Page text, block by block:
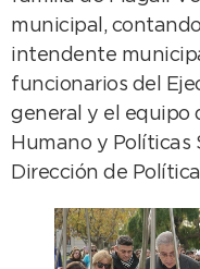
municipal,
intendente
funcionarios del
general y el equipo
Humano y Políticas
Dirección de